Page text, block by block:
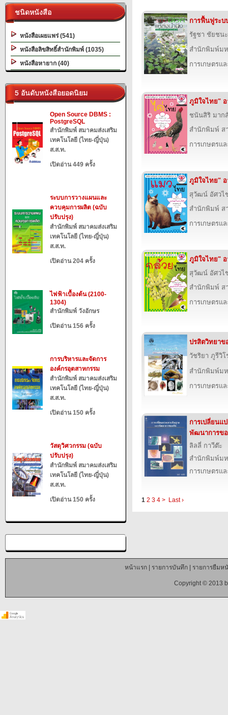
ชนิดหนังสือ
หนังสือเผยแพร่ (541)
หนังสือลิขสิทธิ์สำนักพิมพ์ (1035)
หนังสือหายาก (40)
5 อันดับหนังสือยอดนิยม
Open Source DBMS :
PostgreSQL
สำนักพิมพ์ สมาคมส่งเสริม
เทคโนโลยี (ไทย-ญี่ปุ่น)
ส.ส.ท.
เปิดอ่าน 449 ครั้ง
ระบบการวางแผนและ
ควบคุมการผลิต (ฉบับ
ปรับปรุง)
สำนักพิมพ์ สมาคมส่งเสริม
เทคโนโลยี (ไทย-ญี่ปุ่น)
ส.ส.ท.
เปิดอ่าน 204 ครั้ง
ไฟฟ้าเบื้องต้น (2100-
1304)
สำนักพิมพ์ วังอักษร
เปิดอ่าน 156 ครั้ง
การบริหารและจัดการ
องค์กรอุตสาหกรรม
สำนักพิมพ์ สมาคมส่งเสริม
เทคโนโลยี (ไทย-ญี่ปุ่น)
ส.ส.ท.
เปิดอ่าน 150 ครั้ง
วัสดุวิศวกรรม (ฉบับ
ปรับปรุง)
สำนักพิมพ์ สมาคมส่งเสริม
เทคโนโลยี (ไทย-ญี่ปุ่น)
ส.ส.ท.
เปิดอ่าน 150 ครั้ง
การฟื้นฟูระบ
รัฐชา ชัยชนะ
สำนักพิมพ์มห
การเกษตรแ
ภูมิใจไทย" อ
ชนันสิริ มาก
สำนักพิมพ์ ส
การเกษตรแ
ภูมิใจไทย" อ
สุวัฒน์ อัศวไ
สำนักพิมพ์ ส
การเกษตรแ
ภูมิใจไทย" อ
สุวัฒน์ อัศวไ
สำนักพิมพ์ ส
การเกษตรแ
ปรสิตวิทยาข
วัชริยา ภูรีวิ
สำนักพิมพ์มห
การเกษตรแ
การเปลี่ยนแ
พัฒนาการข
ลิลลี่ กาวีต๊ะ
สำนักพิมพ์มห
การเกษตรแ
1 2 3 4 > Last ›
หน้าแรก| รายการบันทึก| รายการยืมห
Copyright © 2013